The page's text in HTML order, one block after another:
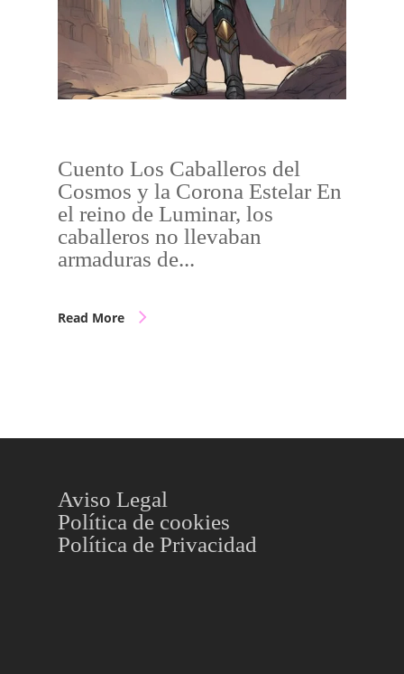
Cuento Los Caballeros del
Cosmos y la Corona Estelar En
el reino de Luminar, los
caballeros no llevaban
armaduras de...
Read More
Aviso Legal
Política de cookies
Política de Privacidad